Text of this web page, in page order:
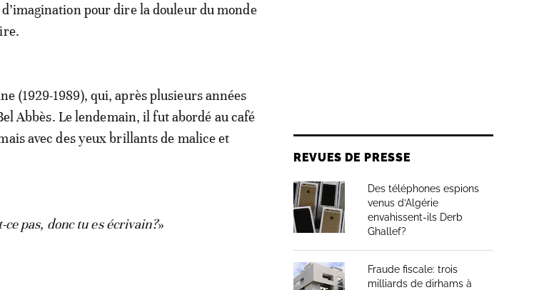
pour dire la douleur du monde
(1929-1989), qui, après plusieurs années
Abbès. Le lendemain, il fut abordé au café
avec des yeux brillants de malice et
ce pas, donc tu es écrivain?»
REVUES DE PRESSE
Des téléphones espions
venus d’Algérie
envahissent-ils Derb
Ghallef?
Fraude fiscale: trois
milliards de dirhams à